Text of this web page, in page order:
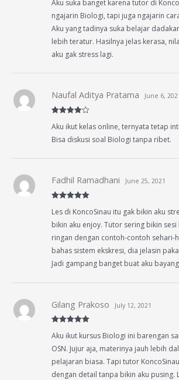
of 5
Aku suka banget karena tutor di
ngajarin Biologi, tapi juga ngajarin
Aku yang tadinya suka belajar
lebih teratur. Hasilnya jelas kerasa,
aku gak stress lagi.
out of 5
Naufal Aditya Pratama June 6,
Aku ikut kelas online, ternyata tetap
Bisa diskusi soal Biologi tanpa ribet.
of 5
Fadhil Ramadhani June 25, 2021
Les di KoncoSinau itu gak bikin aku
bikin aku enjoy. Tutor sering bikin
ringan dengan contoh-contoh sehari-
bahas sistem ekskresi, dia jelasin
Jadi gampang banget buat aku
of 5
Gilang Prakoso July 12, 2021
Aku ikut kursus Biologi ini barengan
OSN. Jujur aja, materinya jauh lebih
pelajaran biasa. Tapi tutor
dengan detail tanpa bikin aku pusing.